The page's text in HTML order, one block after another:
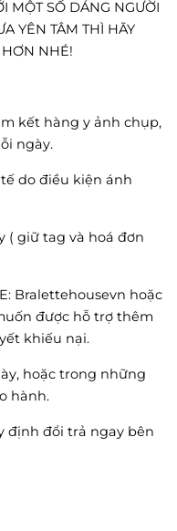
MỘT SỐ DÁNG NGƯỜI
YÊN TÂM THÌ HÃY
NHÉ!
kết hàng y ảnh chụp,
ngày.
do điều kiện ánh
( giữ tag và hoá đơn
Bralettehousevn hoặc
được hỗ trợ thêm
khiếu nại.
hoặc trong những
hành.
định đổi trả ngay bên